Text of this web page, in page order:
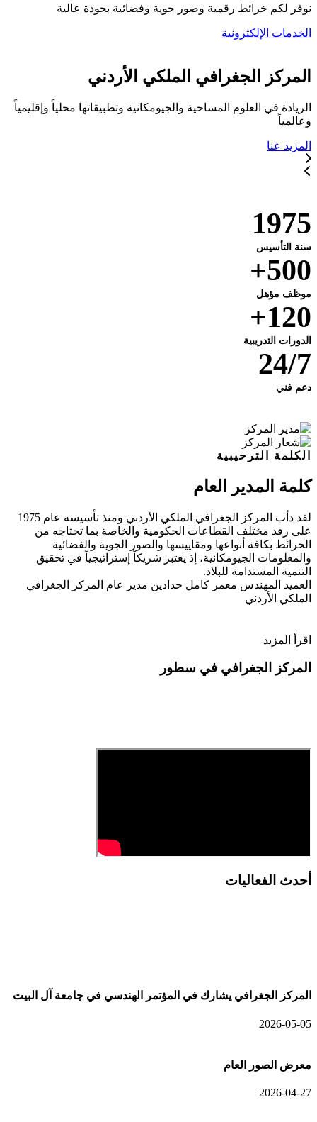
نوفر لكم خرائط رقمية وصور جوية وفضائية بجودة عالية
الخدمات الإلكترونية
المركز الجغرافي الملكي الأردني
الريادة في العلوم المساحية والجيومكانية وتطبيقاتها محلياً وإقليمياً
وعالمياً
المزيد عنا
1975
سنة التأسيس
500+
موظف مؤهل
120+
الدورات التدريبية
24/7
دعم فني
الكلمة الترحيبية
كلمة المدير العام
لقد دأب المركز الجغرافي الملكي الأردني ومنذ تأسيسه عام 1975
على رفد مختلف القطاعات الحكومية والخاصة بما تحتاجه من
الخرائط بكافة أنواعها ومقاييسها والصور الجوية والفضائية
والمعلومات الجيومكانية، إذ يعتبر شريكاً إستراتيجياً في تحقيق
التنمية المستدامة للبلاد.
العميد المهندس معمر كامل حدادين مدير عام المركز الجغرافي
الملكي الأردني
اقرأ المزيد
المركز الجغرافي في سطور
أحدث الفعاليات
المركز الجغرافي يشارك في المؤتمر الهندسي في جامعة آل البيت
2026-05-05
معرض الصور العام
2026-04-27